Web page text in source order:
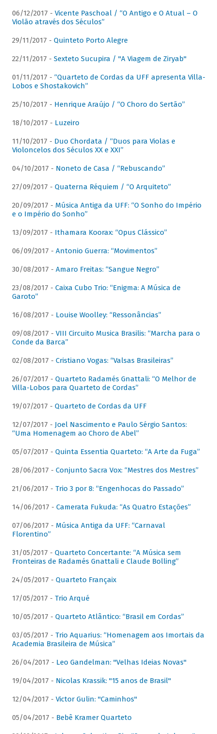
06/12/2017 - Vicente Paschoal / “O Antigo e O Atual – O
Violão através dos Séculos”
29/11/2017 - Quinteto Porto Alegre
22/11/2017 - Sexteto Sucupira / "A Viagem de Ziryab"
01/11/2017 - “Quarteto de Cordas da UFF apresenta Villa-
Lobos e Shostakovich”
25/10/2017 - Henrique Araújo / “O Choro do Sertão”
18/10/2017 - Luzeiro
11/10/2017 - Duo Chordata / “Duos para Violas e
Violoncelos dos Séculos XX e XXI”
04/10/2017 - Noneto de Casa / “Rebuscando”
27/09/2017 - Quaterna Réquiem / “O Arquiteto”
20/09/2017 - Música Antiga da UFF: “O Sonho do Império
e o Império do Sonho”
13/09/2017 - Ithamara Koorax: “Opus Clássico”
06/09/2017 - Antonio Guerra: “Movimentos”
30/08/2017 - Amaro Freitas: “Sangue Negro”
23/08/2017 - Caixa Cubo Trio: “Enigma: A Música de
Garoto”
16/08/2017 - Louise Woolley: “Ressonâncias”
09/08/2017 - VIII Circuito Musica Brasilis: “Marcha para o
Conde da Barca”
02/08/2017 - Cristiano Vogas: “Valsas Brasileiras”
26/07/2017 - Quarteto Radamés Gnattali: “O Melhor de
Villa-Lobos para Quarteto de Cordas”
19/07/2017 - Quarteto de Cordas da UFF
12/07/2017 - Joel Nascimento e Paulo Sérgio Santos:
“Uma Homenagem ao Choro de Abel”
05/07/2017 - Quinta Essentia Quarteto: “A Arte da Fuga”
28/06/2017 - Conjunto Sacra Vox: “Mestres dos Mestres”
21/06/2017 - Trio 3 por 8: “Engenhocas do Passado”
14/06/2017 - Camerata Fukuda: “As Quatro Estações”
07/06/2017 - Música Antiga da UFF: “Carnaval
Florentino”
31/05/2017 - Quarteto Concertante: “A Música sem
Fronteiras de Radamés Gnattali e Claude Bolling”
24/05/2017 - Quarteto Françaix
17/05/2017 - Trio Arqué
10/05/2017 - Quarteto Atlântico: “Brasil em Cordas”
03/05/2017 - Trio Aquarius: “Homenagem aos Imortais da
Academia Brasileira de Música”
26/04/2017 - Leo Gandelman: "Velhas Ideias Novas"
19/04/2017 - Nicolas Krassik: "15 anos de Brasil"
12/04/2017 - Victor Gulin: "Caminhos"
05/04/2017 - Bebê Kramer Quarteto